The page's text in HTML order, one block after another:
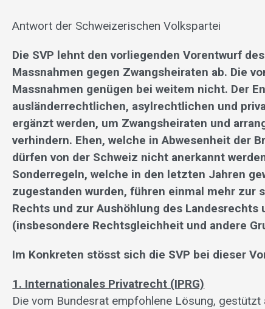
Antwort der Schweizerischen Volkspartei
Die SVP lehnt den vorliegenden Vorentwurf
Massnahmen gegen Zwangsheiraten ab. Die
Massnahmen genügen bei weitem nicht. Der
ausländerrechtlichen, asylrechtlichen und
ergänzt werden, um Zwangsheiraten und
verhindern. Ehen, welche in Abwesenheit der
dürfen von der Schweiz nicht anerkannt
Sonderregeln, welche in den letzten Jahren
zugestanden wurden, führen einmal mehr zur
Rechts und zur Aushöhlung des Landesrechts
(insbesondere Rechtsgleichheit und andere
Im Konkreten stösst sich die SVP bei dieser
1. Internationales Privatrecht (IPRG)
Die vom Bundesrat empfohlene Lösung,